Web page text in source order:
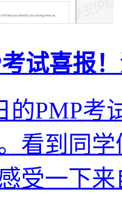
试喜报
的PMP
看到同
受一下